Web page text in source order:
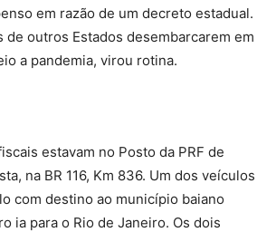
em razão de um decreto estadual.
de outros Estados desembarcarem em
a pandemia, virou rotina.
estavam no Posto da PRF de
na BR 116, Km 836. Um dos veículos
com destino ao município baiano
ia para o Rio de Janeiro. Os dois